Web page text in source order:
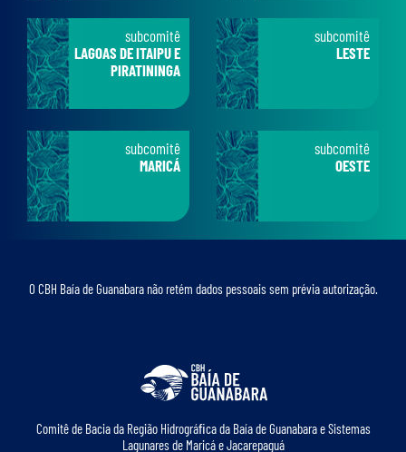
subcomitê
LAGOAS DE ITAIPU E
PIRATININGA
subcomitê
LESTE
subcomitê
MARICÁ
subcomitê
OESTE
O CBH Baía de Guanabara não retém dados pessoais sem prévia autorização.
Comitê de Bacia da Região Hidrográﬁca da Baía de Guanabara e Sistemas
Lagunares de Maricá e Jacarepaguá